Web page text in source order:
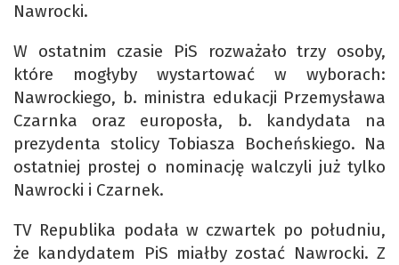
Nawrocki.
W ostatnim czasie PiS rozważało trzy osoby,
które mogłyby wystartować w wyborach:
Nawrockiego, b. ministra edukacji Przemysława
Czarnka oraz europosła, b. kandydata na
prezydenta stolicy Tobiasza Bocheńskiego. Na
ostatniej prostej o nominację walczyli już tylko
Nawrocki i Czarnek.
TV Republika podała w czwartek po południu,
że kandydatem PiS miałby zostać Nawrocki. Z